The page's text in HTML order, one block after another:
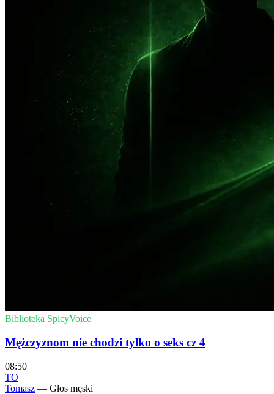
Biblioteka SpicyVoice
Mężczyznom nie chodzi tylko o seks cz 4
08:50
TO
Tomasz — Głos męski